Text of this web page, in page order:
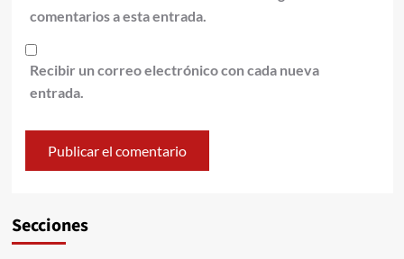
comentarios a esta entrada.
Recibir un correo electrónico con cada nueva
entrada.
Secciones